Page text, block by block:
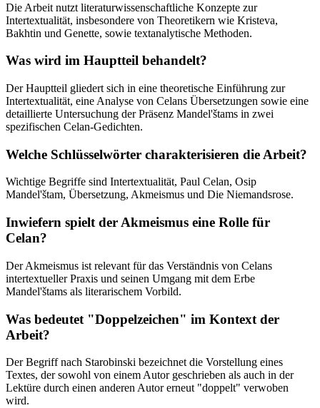
Die Arbeit nutzt literaturwissenschaftliche Konzepte zur
Intertextualität, insbesondere von Theoretikern wie Kristeva,
Bakhtin und Genette, sowie textanalytische Methoden.
Was wird im Hauptteil behandelt?
Der Hauptteil gliedert sich in eine theoretische Einführung zur
Intertextualität, eine Analyse von Celans Übersetzungen sowie eine
detaillierte Untersuchung der Präsenz Mandel'štams in zwei
spezifischen Celan-Gedichten.
Welche Schlüsselwörter charakterisieren die Arbeit?
Wichtige Begriffe sind Intertextualität, Paul Celan, Osip
Mandel'štam, Übersetzung, Akmeismus und Die Niemandsrose.
Inwiefern spielt der Akmeismus eine Rolle für
Celan?
Der Akmeismus ist relevant für das Verständnis von Celans
intertextueller Praxis und seinen Umgang mit dem Erbe
Mandel'štams als literarischem Vorbild.
Was bedeutet "Doppelzeichen" im Kontext der
Arbeit?
Der Begriff nach Starobinski bezeichnet die Vorstellung eines
Textes, der sowohl von einem Autor geschrieben als auch in der
Lektüre durch einen anderen Autor erneut "doppelt" verwoben
wird.